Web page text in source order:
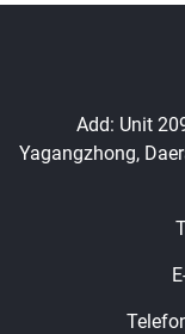
Add: Unit
Yagangzhong,